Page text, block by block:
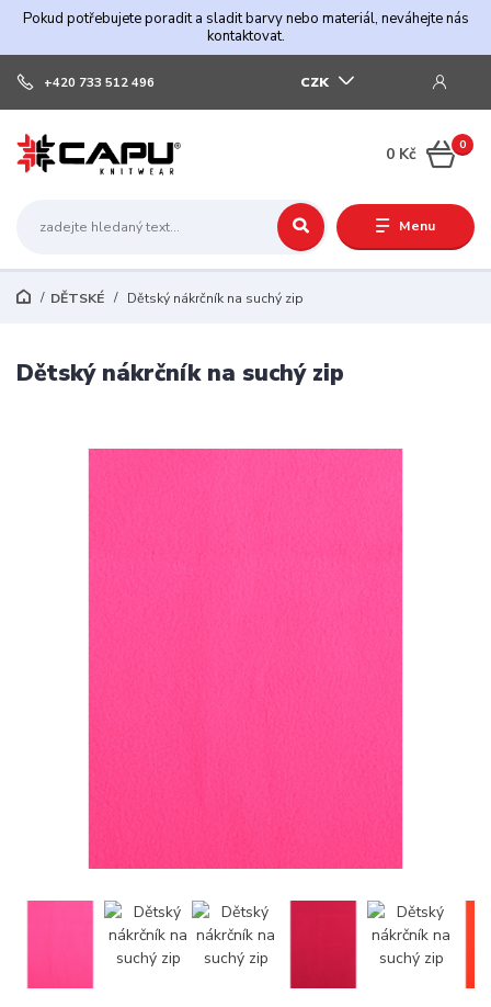
Pokud potřebujete poradit a sladit barvy nebo materiál, neváhejte nás
kontaktovat.
Menu
CZK
+420 733 512 496
0
0 Kč
DĚTSKÉ Dětský nákrčník na suchý zip
Dětský nákrčník na suchý zip